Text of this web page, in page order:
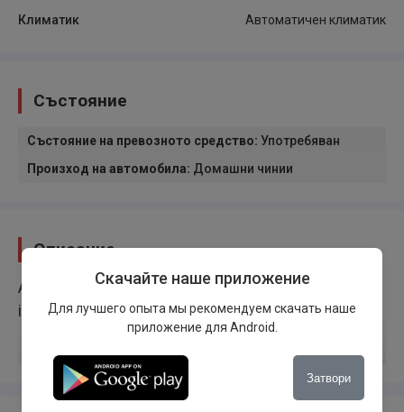
Климатик
Автоматичен климатик
Състояние
Състояние на превозното средство: Употребяван
Произход на автомобила: Домашни чинии
Описание
Auto u korektnom stanju, prodaje se zbog odlaska u
inostranstvo
Скачайте наше приложение
Для лучшего опыта мы рекомендуем скачать наше
приложение для Android.
Затвори